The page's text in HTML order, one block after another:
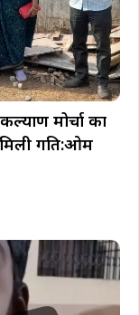
मोर्चा का
मिली गति:ओम